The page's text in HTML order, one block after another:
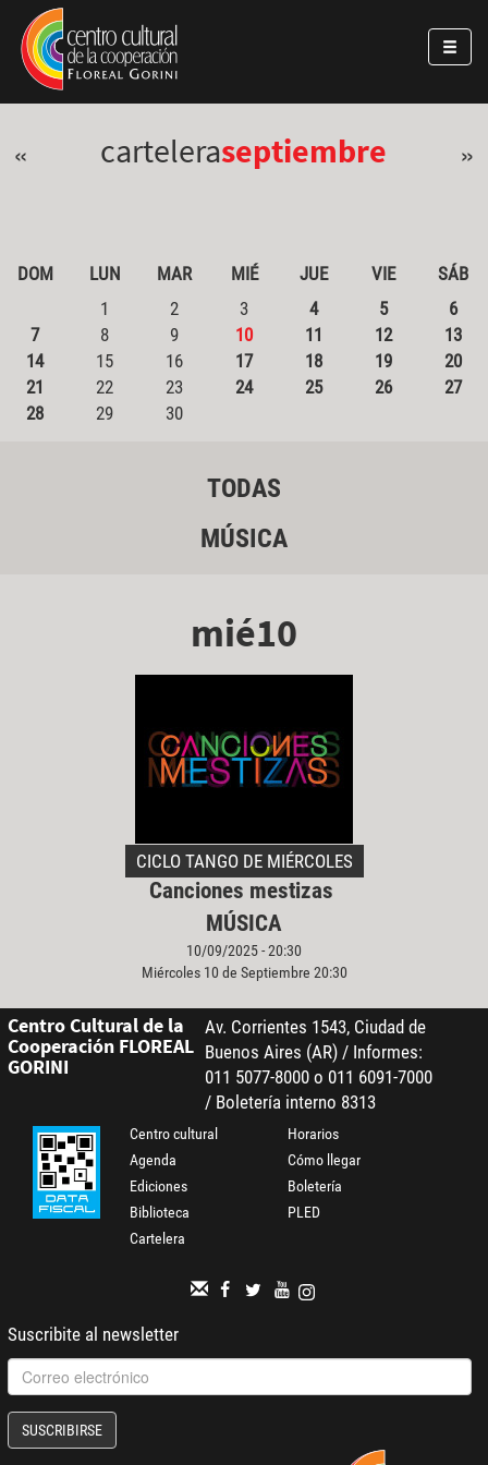
Pasar al contenido principal
Jump to main content
« carteleraseptiembre »
DOM LUN MAR MIÉ JUE VIE
SÁB
1
2 3 4 5
6
7
8 9 10 11 12
13
14
15 16 17 18 19
20
21
22 23 24 25 26
27
28
29 30
TODAS
MÚSICA
mié10
CICLO TANGO DE MIÉRCOLES
Canciones mestizas
MÚSICA
10/09/2025 - 20:30
Miércoles 10 de Septiembre 20:30
Centro Cultural de la
Cooperación FLOREAL
GORINI
Av. Corrientes 1543, Ciudad de
Buenos Aires (AR) / Informes:
011 5077-8000 o 011 6091-7000
/ Boletería interno 8313
Centro cultural
Agenda
Ediciones
Biblioteca
Cartelera
Horarios
Cómo llegar
Boletería
PLED
Suscribite al newsletter
SUSCRIBIRSE